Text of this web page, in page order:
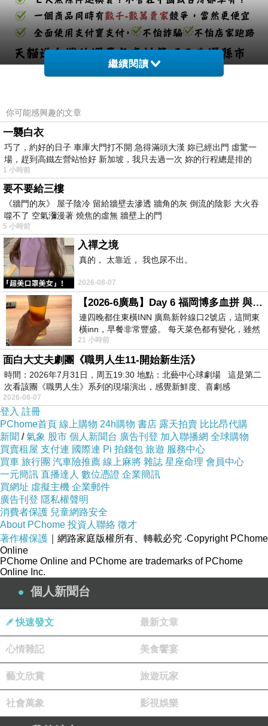
繼續閱讀
你可能感興趣的文章
一襲白衣
巧了，約好的日子 車庫大門打不開 急得滿頭大漢 妳已經出門 虛驚一
場，趕到高鐵左營站恰好 新加坡，我只去過一次 妳的行程總是排的
1 小時前
要不要給三樓
《牆門的灰》 屋子陰冷 留給牆壁去滲透 牆角的灰 倒流的陰影 大火吞
噬不了 空氣瀰漫著 燒焦的虛無 牆壁上的門
5 小時前
入禪之境
真的， 太靠近， 我也尿不出。
2026-08-07
【2026-6廣島】Day 6 福岡博多血拼 與機場接送少年司機深夜對談
連四晚都住東橫INN 廣島新幹線口2號店，這間東
橫inn，早餐非常豐盛。 每天菜色都有變化，雖然
看到工作人員拿出料理包加熱，但
21 小時前
面白大丈夫劇團《職男人生11-開始新生活》
時間：2026年7月31日，周五19:30 地點：北藝中心球劇場 這是第二
次看該團《職男人生》系列的現場演出，感覺新鮮度、喜劇感
2026-08-07
登入 註冊
PChome首頁 線上購物 24h購物 書店 露天拍賣 比比昂代購
新聞 /氣象 股市 個人新聞台 廣告刊登 加入聯播網 全球購物
買賣租屋 支付連 國際連 Pi 拍錢包 旅遊 服務中心
買車 旅行團 汽車險推薦 線上麻將 雜誌 星座命理 會員中心
一元簡訊 直播達人 數位憑證 企業簡訊
買網址 虛擬主機 企業郵件
廣告刊登 隱私權聲明
消費者保護 兒童網路安全
About PChome 投資人聯絡 徵才
著作權保護 ｜網路家庭版權所有、轉載必究 ‧Copyright PChome
Online
PChome Online and PChome are trademarks of PChome
Online Inc.
個人新聞台
快速發文 最新文章
心情雜記 美食饗宴
藝文欣賞 旅遊玩家
社會萬象 影視娛樂